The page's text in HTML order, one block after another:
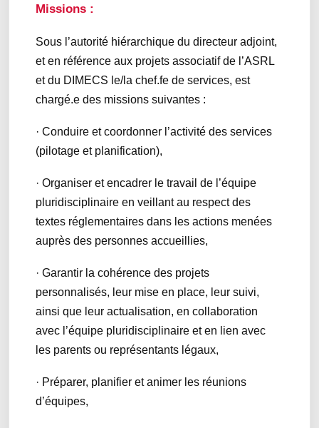
Missions :
Sous l’autorité hiérarchique du directeur adjoint,
et en référence aux projets associatif de l’ASRL
et du DIMECS le/la chef.fe de services, est
chargé.e des missions suivantes :
· Conduire et coordonner l’activité des services
(pilotage et planification),
· Organiser et encadrer le travail de l’équipe
pluridisciplinaire en veillant au respect des
textes réglementaires dans les actions menées
auprès des personnes accueillies,
· Garantir la cohérence des projets
personnalisés, leur mise en place, leur suivi,
ainsi que leur actualisation, en collaboration
avec l’équipe pluridisciplinaire et en lien avec
les parents ou représentants légaux,
· Préparer, planifier et animer les réunions
d’équipes,